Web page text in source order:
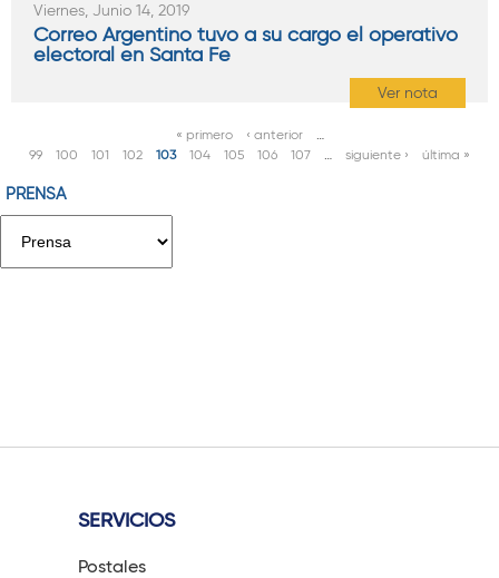
Viernes, Junio 14, 2019
Correo Argentino tuvo a su cargo el operativo
electoral en Santa Fe
Ver nota
g
a
« primero ‹ anterior
…
99
100 101 102 103 104 105 106 107 … siguiente › última »
PRENSA
SERVICIOS
Postales